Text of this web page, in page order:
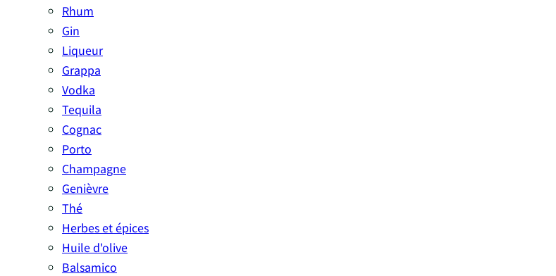
Rhum
Gin
Liqueur
Grappa
Vodka
Tequila
Cognac
Porto
Champagne
Genièvre
Thé
Herbes et épices
Huile d'olive
Balsamico